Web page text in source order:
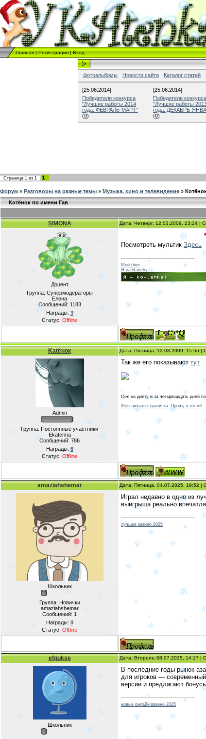
Главная|Регистрация|Вход
Фотоальбомы
Новости сайта Каталог статей
[25.06.2014]
Победители конкурса
"Лучшие работы 2014
года. ФЕВРАЛЬ-МАРТ"
(0)
[25.06.2014]
Победители конкурса
"Лучшие работы
года. ДЕКАБРЬ-
(0)
Страница 1 из 1 1
Форум » Разговоры на разные темы » Музыка, кино и телевидение »
Котёнок по имени Гав
SIMONA Дата: Четверг, 12.03.2009, 23:24 |
Доцент
Группа: Супермодераторы
Елена
Сообщений: 1183
Награды: 3
Статус: Offline
Посмотреть мультик Здесь
Мой блог
Я на Ravelry
Katёнок Дата: Пятница, 13.03.2009, 15:56 |
Admin
Группа: Постоянные участники
Ekaterina
Сообщений: 786
Награды: 6
Статус: Offline
Так же его показывают тут
Сел на диету и за четырнадцать дней
Моя личная страничка. Прошу в гости!
amaziahshemar Дата: Пятница, 04.07.2025, 19:52 |
Школьник
Группа: Новички
amaziahshemar
Сообщений: 1
Награды: 0
Статус: Offline
Играл недавно в одно из
выигрыша реально
лучшие казино 2025
efqukse Дата: Вторник, 08.07.2025, 14:17 |
Школьник
В последние годы рынок
для игроков —
версии и предлагают
новые онлайн казино 2025